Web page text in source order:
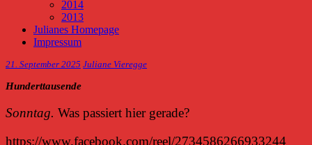
2014
2013
Julianes Homepage
Impressum
21. September 2025 Juliane Vieregge
Hunderttausende
Sonntag. Was passiert hier gerade?
https://www.facebook.com/reel/2734586266933244